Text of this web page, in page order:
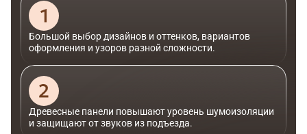
Большой выбор дизайнов и оттенков, вариантов
оформления и узоров разной сложности.
Древесные панели повышают уровень шумоизоляции
и защищают от звуков из подъезда.